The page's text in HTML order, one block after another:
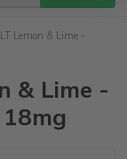
Lemon & Lime -
& Lime -